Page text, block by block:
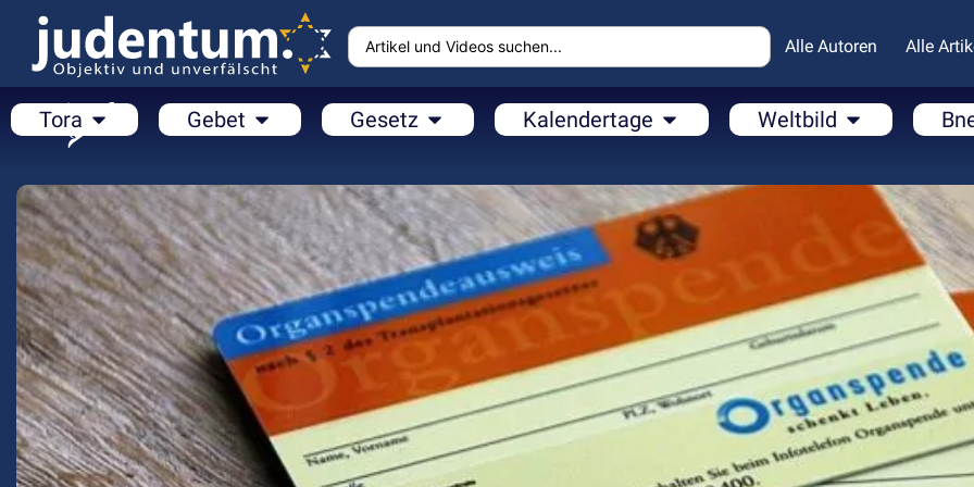
Alle Autoren Alle
Tora Gebet Gesetz Kalendertage Weltbild